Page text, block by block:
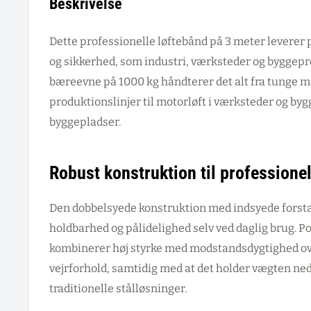
Beskrivelse
Dette professionelle løftebånd på 3 meter
og sikkerhed, som industri, værksteder og
bæreevne på 1000 kg håndterer det alt fra tunge
produktionslinjer til motorløft i værksteder og
byggepladser.
Robust konstruktion til
Den dobbelsyede konstruktion med indsyede
holdbarhed og pålidelighed selv ved daglig brug.
kombinerer høj styrke med modstandsdygtighed
vejrforhold, samtidig med at det holder vægten
traditionelle stålløsninger.